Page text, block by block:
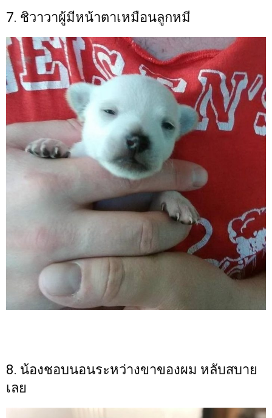
7. ชิวาวาผู้มีหน้าตาเหมือนลูกหมี
8. น้องชอบนอนระหว่างขาของผม หลับสบาย
เลย